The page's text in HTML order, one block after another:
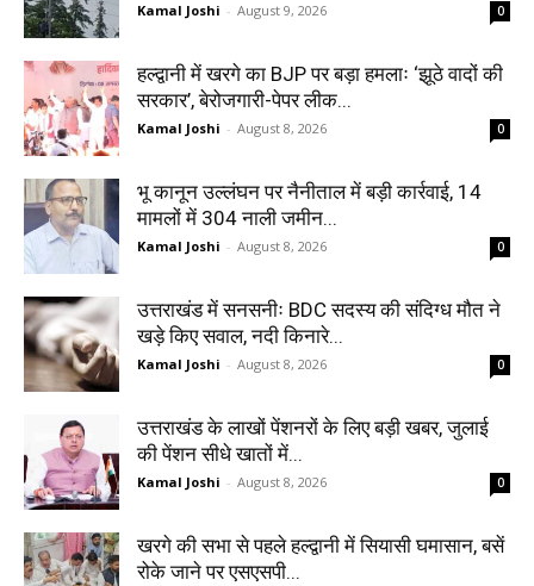
Kamal Joshi - August 9, 2026 0
हल्द्वानी में खरगे का BJP पर बड़ा हमलाः ‘झूठे वादों की
सरकार’, बेरोजगारी-पेपर लीक...
Kamal Joshi - August 8, 2026 0
भू कानून उल्लंघन पर नैनीताल में बड़ी कार्रवाई, 14
मामलों में 304 नाली जमीन...
Kamal Joshi - August 8, 2026 0
उत्तराखंड में सनसनीः BDC सदस्य की संदिग्ध मौत ने
खड़े किए सवाल, नदी किनारे...
Kamal Joshi - August 8, 2026 0
उत्तराखंड के लाखों पेंशनरों के लिए बड़ी खबर, जुलाई
की पेंशन सीधे खातों में...
Kamal Joshi - August 8, 2026 0
खरगे की सभा से पहले हल्द्वानी में सियासी घमासान, बसें
रोके जाने पर एसएसपी...